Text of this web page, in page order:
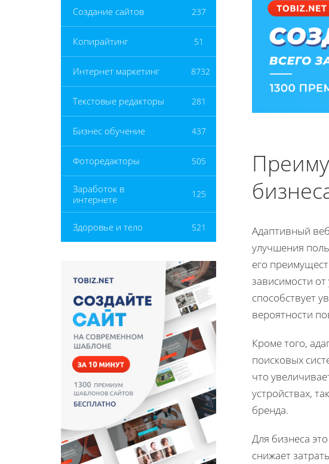
Создание сайтов 237
Копирайтинг 51
Интернет маркетинг 8732
Текстовые редакторы 281
Бизнес обучение 437
Фоторедакторы 505
Заработок в
интернете
125
Здоровье и тело 521
Адаптивный
улучшения
его
зависимости
способствует
вероятности
Кроме того,
поисковых
что
устройствах,
бренда.
Для бизнеса
снижает